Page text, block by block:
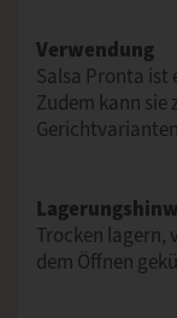
Verwendung
Salsa Pronta ist
Zudem kann
Trocken lagern,
dem Öffnen